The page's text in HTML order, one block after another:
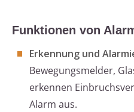
Funktionen von
Erkennung und
Bewegungsmelder,
erkennen
Alarm aus.